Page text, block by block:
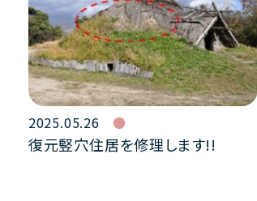
2025.05.26
復元竪穴住居を修理します!!